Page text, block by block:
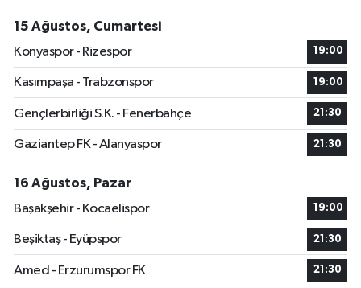
15 Ağustos, Cumartesi
Konyaspor - Rizespor
19:00
Kasımpaşa - Trabzonspor 19:00
Gençlerbirliği S.K. - Fenerbahçe 21:30
Gaziantep FK - Alanyaspor 21:30
16 Ağustos, Pazar
Başakşehir - Kocaelispor
19:00
Beşiktaş - Eyüpspor 21:30
Amed - Erzurumspor FK 21:30